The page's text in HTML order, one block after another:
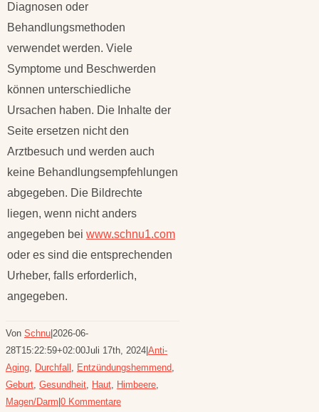
Diagnosen oder
Behandlungsmethoden
verwendet werden. Viele
Symptome und Beschwerden
können unterschiedliche
Ursachen haben. Die Inhalte der
Seite ersetzen nicht den
Arztbesuch und werden auch
keine Behandlungsempfehlungen
abgegeben. Die Bildrechte
liegen, wenn nicht anders
angegeben bei www.schnu1.com
oder es sind die entsprechenden
Urheber, falls erforderlich,
angegeben.
Von Schnu 2026-06-
28T15:22:59+02:00Juli 17th, 2024 Anti-
Aging, Durchfall , Entzündungshemmend,
Geburt, Gesundheit, Haut, Himbeere,
Magen/Darm 0 Kommentare